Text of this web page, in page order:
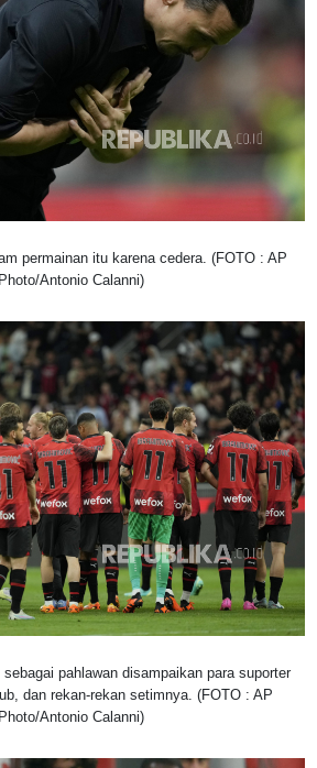
permainan itu karena cedera. (FOTO : AP
Photo/Antonio Calanni)
pahlawan disampaikan para suporter
dan rekan-rekan setimnya. (FOTO : AP
Photo/Antonio Calanni)